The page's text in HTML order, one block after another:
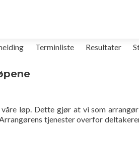
Terminliste Resultater
løp. Dette gjør at vi som
tjenester overfor